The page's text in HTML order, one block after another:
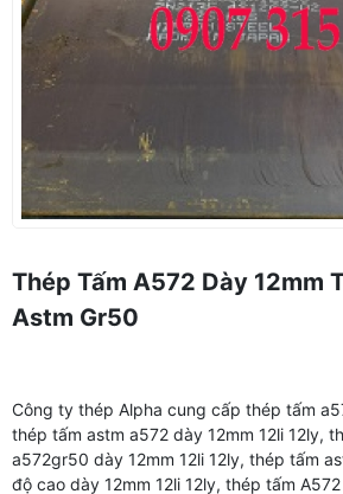
Thép Tấm A572 Dày 12mm
Astm Gr50
Công ty thép Alpha cung cấp thép tấm
thép tấm astm a572 dày 12mm 12li 12ly,
a572gr50 dày 12mm 12li 12ly, thép tấm
độ cao dày 12mm 12li 12ly, thép tấm